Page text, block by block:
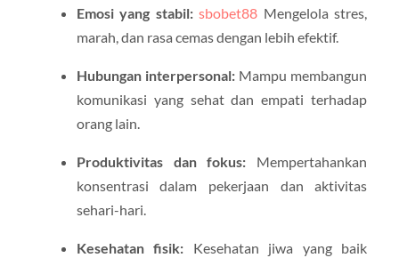
Emosi yang stabil: sbobet88 Mengelola stres,
marah, dan rasa cemas dengan lebih efektif.
Hubungan interpersonal:Mampu membangun
komunikasi yang sehat dan empati terhadap
orang lain.
Produktivitas dan fokus: Mempertahankan
konsentrasi dalam pekerjaan dan aktivitas
sehari-hari.
Kesehatan fisik: Kesehatan jiwa yang baik